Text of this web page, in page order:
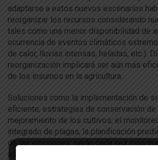
adaptarse a estos nuevos escenarios
reorganizar los recursos considerando
tales como una menor disponibilidad de
ocurrencia de eventos climáticos
de calor, lluvias intensas, heladas, etc.).
reorganización implicará ser aún más
de los insumos en la agricultura.
Soluciones como la implementación de
eficiente; estrategias de conservación de
mejoramiento de los cultivos; el
integrado de plagas; la planificación
de las emisiones, serán cada vez más
asegurar una producción sustentable de